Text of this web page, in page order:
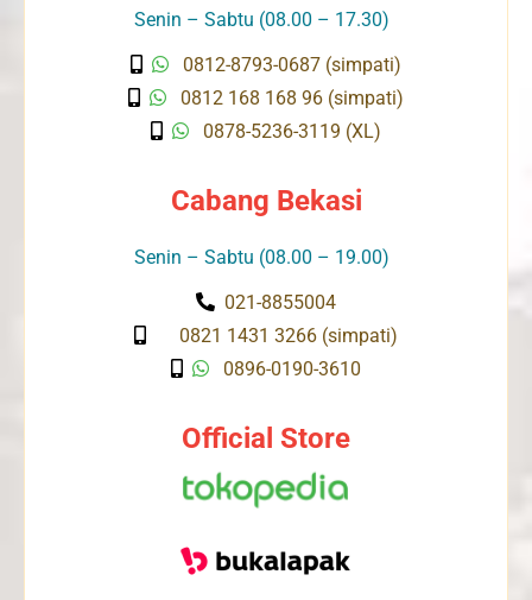
Senin – Sabtu (08.00 – 17.30)
0812-8793-0687 (simpati)
0812 168 168 96 (simpati)
0878-5236-3119 (XL)
Cabang Bekasi
Senin – Sabtu (08.00 – 19.00)
021-8855004
0821 1431 3266 (simpati)
0896-0190-3610
Official Store